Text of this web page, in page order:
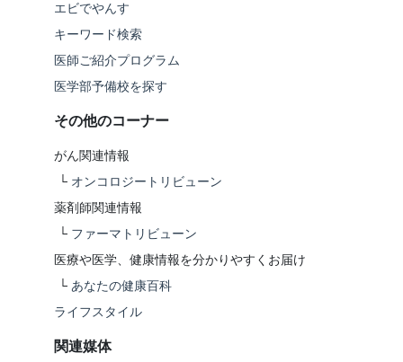
エビでやんす
キーワード検索
医師ご紹介プログラム
医学部予備校を探す
その他のコーナー
がん関連情報
└ オンコロジートリビューン
薬剤師関連情報
└ ファーマトリビューン
医療や医学、健康情報を分かりやすくお届け
└ あなたの健康百科
ライフスタイル
関連媒体